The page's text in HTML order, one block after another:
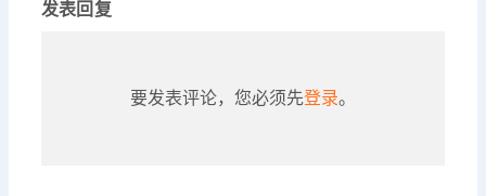
发表回复
要发表评论，您必须先登录。